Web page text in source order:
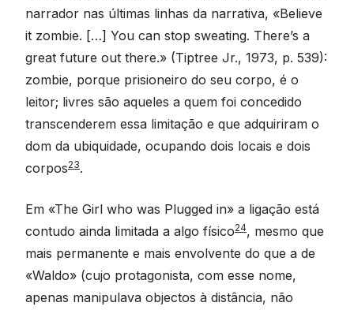
narrador nas últimas linhas da narrativa, «Believe
it zombie. […] You can stop sweating. There’s a
great future out there.» (Tiptree Jr., 1973, p. 539):
zombie, porque prisioneiro do seu corpo, é o
leitor; livres são aqueles a quem foi concedido
transcenderem essa limitação e que adquiriram o
dom da ubiquidade, ocupando dois locais e dois
corpos23.
Em «The Girl who was Plugged in» a ligação está
contudo ainda limitada a algo físico24, mesmo que
mais permanente e mais envolvente do que a de
«Waldo» (cujo protagonista, com esse nome,
apenas manipulava objectos à distância, não